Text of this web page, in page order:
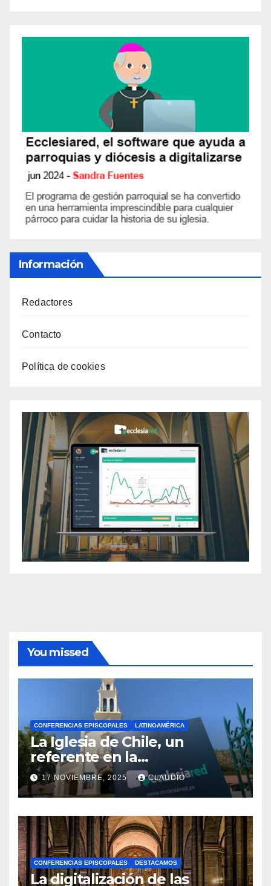
Información
Redactores
Contacto
Política de cookies
You missed
CONFERENCIAS EPISCOPALES LATINOAMÉRICA
La Iglesia de Chile, un
referente en la
transformación digital
gracias a Ecclesiared
17 NOVIEMBRE, 2025 CLAUDIO
N
O
H
A
Y
CONFERENCIAS EPISCOPALES DESTACAMOS
La digitalización de las